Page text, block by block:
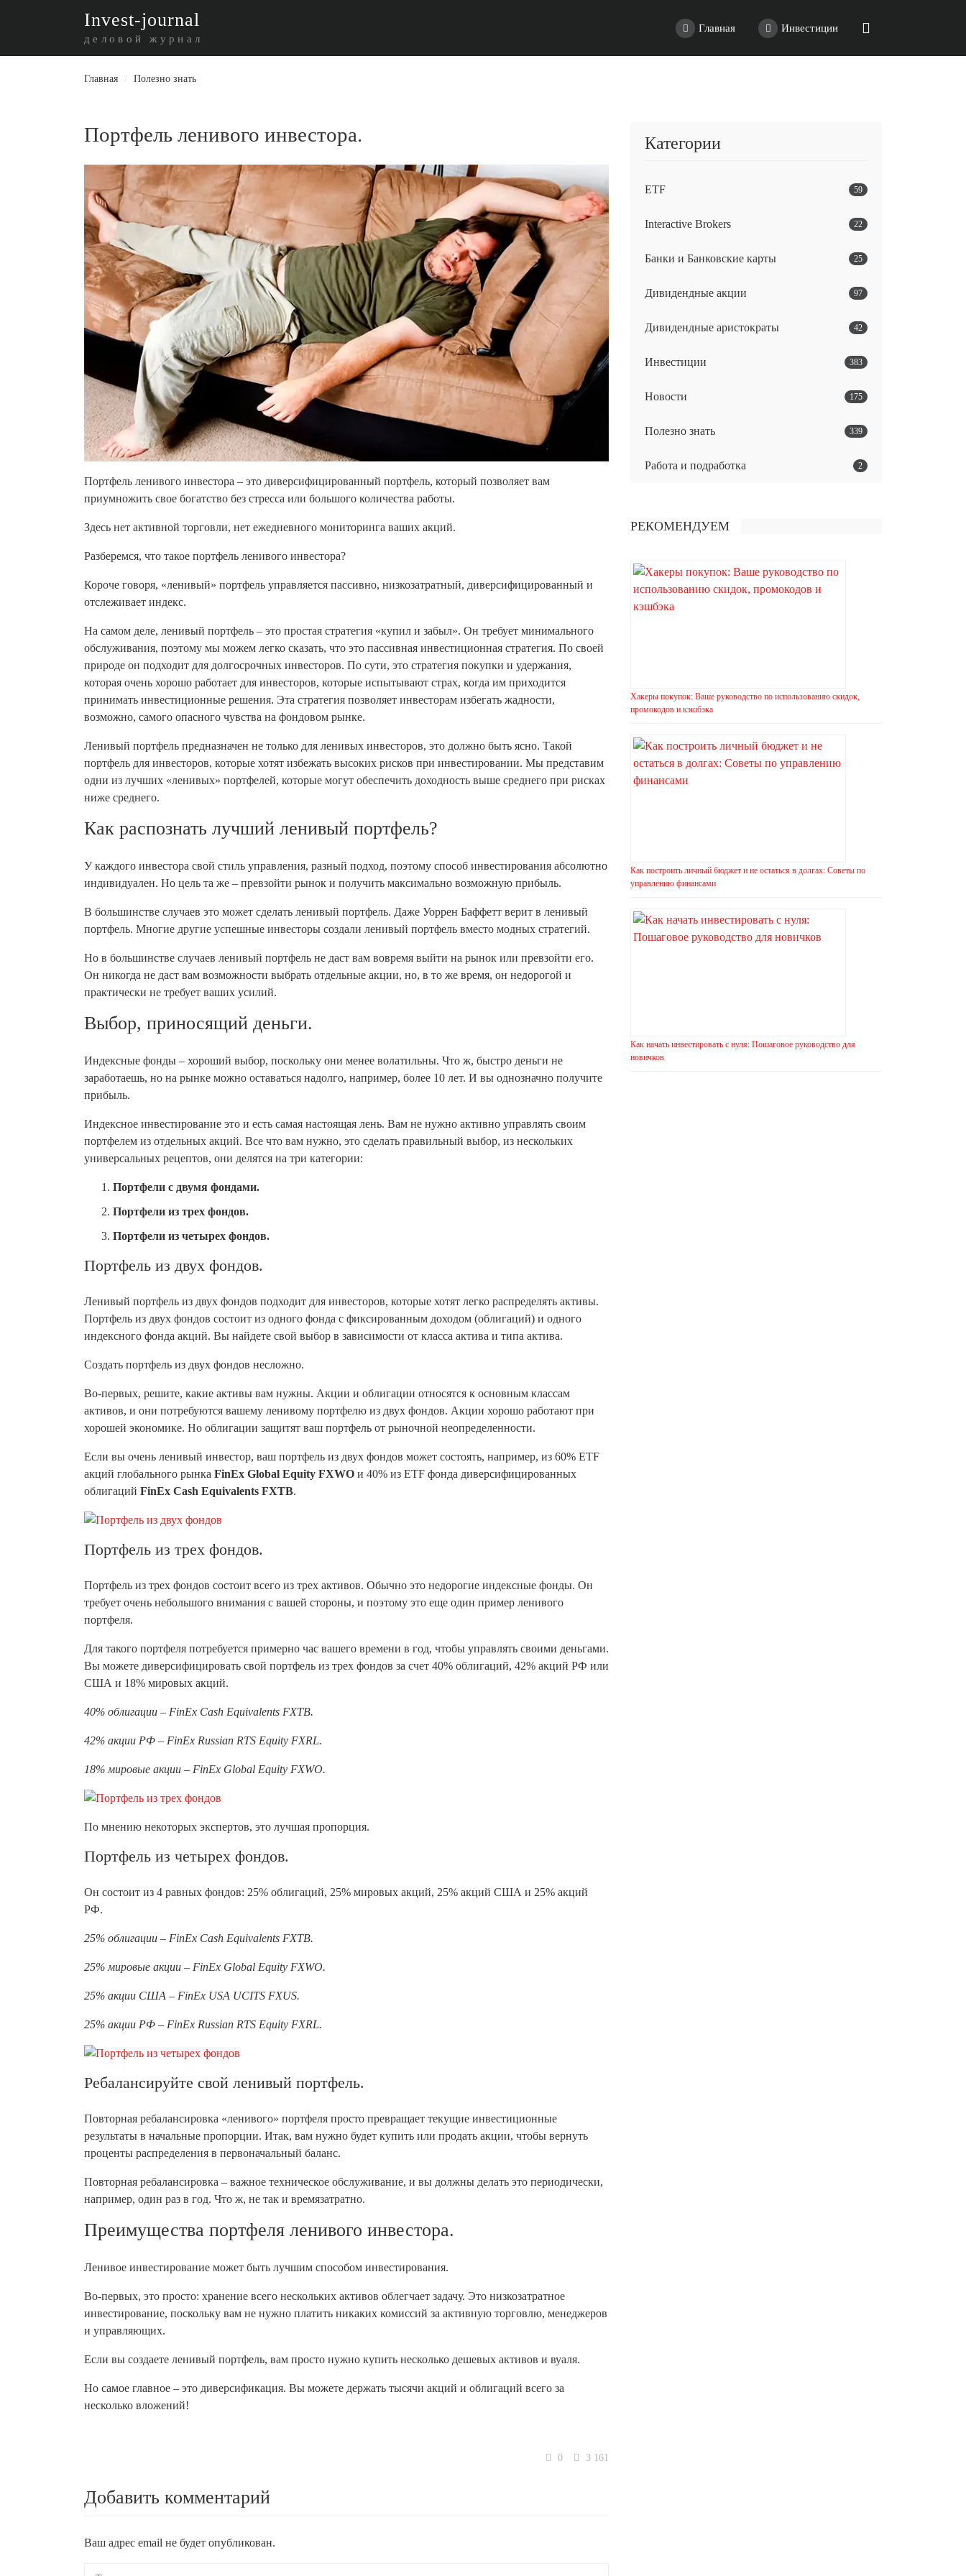
Invest-journal
деловой журнал
Главная Инвестиции
Главная / Полезно знать
Портфель ленивого инвестора.
Портфель ленивого инвестора – это диверсифицированный портфель, который позволяет вам
приумножить свое богатство без стресса или большого количества работы.
Здесь нет активной торговли, нет ежедневного мониторинга ваших акций.
Разберемся, что такое портфель ленивого инвестора?
Короче говоря, «ленивый» портфель управляется пассивно, низкозатратный, диверсифицированный и
отслеживает индекс.
На самом деле, ленивый портфель – это простая стратегия «купил и забыл». Он требует минимального
обслуживания, поэтому мы можем легко сказать, что это пассивная инвестиционная стратегия. По своей
природе он подходит для долгосрочных инвесторов. По сути, это стратегия покупки и удержания,
которая очень хорошо работает для инвесторов, которые испытывают страх, когда им приходится
принимать инвестиционные решения. Эта стратегия позволяет инвесторам избегать жадности,
возможно, самого опасного чувства на фондовом рынке.
Ленивый портфель предназначен не только для ленивых инвесторов, это должно быть ясно. Такой
портфель для инвесторов, которые хотят избежать высоких рисков при инвестировании. Мы представим
одни из лучших «ленивых» портфелей, которые могут обеспечить доходность выше среднего при рисках
ниже среднего.
Как распознать лучший ленивый портфель?
У каждого инвестора свой стиль управления, разный подход, поэтому способ инвестирования абсолютно
индивидуален. Но цель та же – превзойти рынок и получить максимально возможную прибыль.
В большинстве случаев это может сделать ленивый портфель. Даже Уоррен Баффетт верит в ленивый
портфель. Многие другие успешные инвесторы создали ленивый портфель вместо модных стратегий.
Но в большинстве случаев ленивый портфель не даст вам вовремя выйти на рынок или превзойти его.
Он никогда не даст вам возможности выбрать отдельные акции, но, в то же время, он недорогой и
практически не требует ваших усилий.
Выбор, приносящий деньги.
Индексные фонды – хороший выбор, поскольку они менее волатильны. Что ж, быстро деньги не
заработаешь, но на рынке можно оставаться надолго, например, более 10 лет. И вы однозначно получите
прибыль.
Индексное инвестирование это и есть самая настоящая лень. Вам не нужно активно управлять своим
портфелем из отдельных акций. Все что вам нужно, это сделать правильный выбор, из нескольких
универсальных рецептов, они делятся на три категории:
Портфели с двумя фондами.
Портфели из трех фондов.
Портфели из четырех фондов.
Портфель из двух фондов.
Ленивый портфель из двух фондов подходит для инвесторов, которые хотят легко распределять активы.
Портфель из двух фондов состоит из одного фонда с фиксированным доходом (облигаций) и одного
индексного фонда акций. Вы найдете свой выбор в зависимости от класса актива и типа актива.
Создать портфель из двух фондов несложно.
Во-первых, решите, какие активы вам нужны. Акции и облигации относятся к основным классам
активов, и они потребуются вашему ленивому портфелю из двух фондов. Акции хорошо работают при
хорошей экономике. Но облигации защитят ваш портфель от рыночной неопределенности.
Если вы очень ленивый инвестор, ваш портфель из двух фондов может состоять, например, из 60% ETF
акций глобального рынка FinEx Global Equity FXWO и 40% из ETF фонда диверсифицированных
облигаций FinEx Cash Equivalents FXTB.
Портфель из трех фондов.
Портфель из трех фондов состоит всего из трех активов. Обычно это недорогие индексные фонды. Он
требует очень небольшого внимания с вашей стороны, и поэтому это еще один пример ленивого
портфеля.
Для такого портфеля потребуется примерно час вашего времени в год, чтобы управлять своими деньгами.
Вы можете диверсифицировать свой портфель из трех фондов за счет 40% облигаций, 42% акций РФ или
США и 18% мировых акций.
40% облигации – FinEx Cash Equivalents FXTB.
42% акции РФ – FinEx Russian RTS Equity FXRL.
18% мировые акции – FinEx Global Equity FXWO.
По мнению некоторых экспертов, это лучшая пропорция.
Портфель из четырех фондов.
Он состоит из 4 равных фондов: 25% облигаций, 25% мировых акций, 25% акций США и 25% акций
РФ.
25% облигации – FinEx Cash Equivalents FXTB.
25% мировые акции – FinEx Global Equity FXWO.
25% акции США – FinEx USA UCITS FXUS.
25% акции РФ – FinEx Russian RTS Equity FXRL.
Ребалансируйте свой ленивый портфель.
Повторная ребалансировка «ленивого» портфеля просто превращает текущие инвестиционные
результаты в начальные пропорции. Итак, вам нужно будет купить или продать акции, чтобы вернуть
проценты распределения в первоначальный баланс.
Повторная ребалансировка – важное техническое обслуживание, и вы должны делать это периодически,
например, один раз в год. Что ж, не так и времязатратно.
Преимущества портфеля ленивого инвестора.
Ленивое инвестирование может быть лучшим способом инвестирования.
Во-первых, это просто: хранение всего нескольких активов облегчает задачу. Это низкозатратное
инвестирование, поскольку вам не нужно платить никаких комиссий за активную торговлю, менеджеров
и управляющих.
Если вы создаете ленивый портфель, вам просто нужно купить несколько дешевых активов и вуаля.
Но самое главное – это диверсификация. Вы можете держать тысячи акций и облигаций всего за
несколько вложений!
0 3 161
Добавить комментарий
Ваш адрес email не будет опубликован.
Категории
ETF 59
Interactive Brokers 22
Банки и Банковские карты 25
Дивидендные акции 97
Дивидендные аристократы 42
Инвестиции 383
Новости 175
Полезно знать 339
Работа и подработка 2
РЕКОМЕНДУЕМ
Хакеры покупок: Ваше руководство по использованию скидок,
промокодов и кэшбэка
Как построить личный бюджет и не остаться в долгах: Советы по
управлению финансами
Как начать инвестировать с нуля: Пошаговое руководство для
новичков